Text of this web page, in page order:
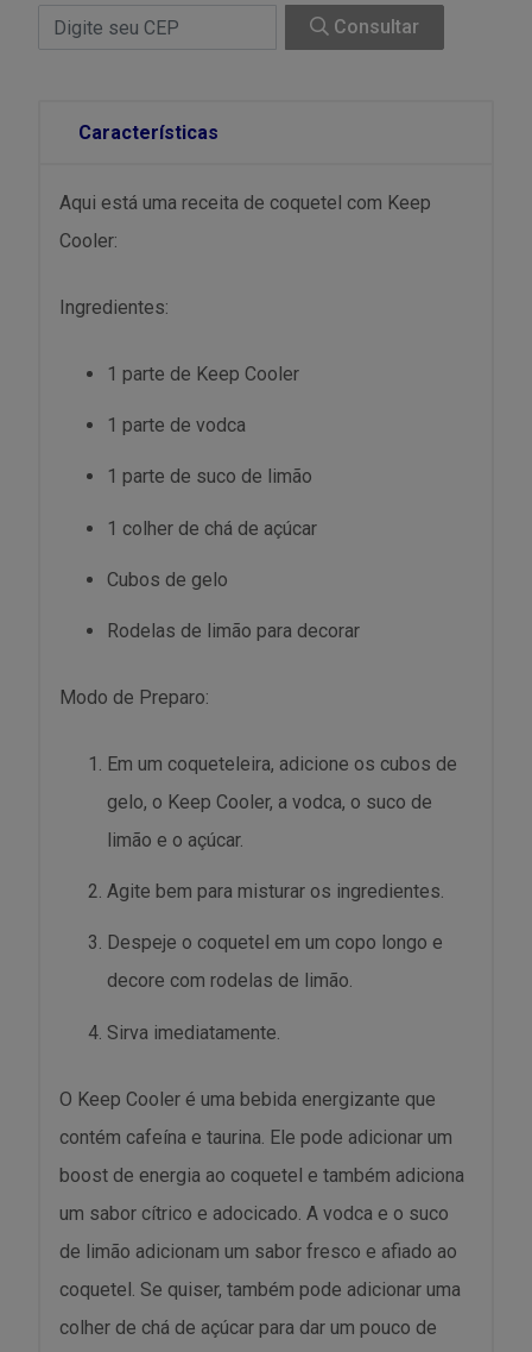
Consultar
Características
Aqui está uma receita de coquetel com Keep
Cooler:
Ingredientes:
1 parte de Keep Cooler
1 parte de vodca
1 parte de suco de limão
1 colher de chá de açúcar
Cubos de gelo
Rodelas de limão para decorar
Modo de Preparo:
Em um coqueteleira, adicione os cubos de
gelo, o Keep Cooler, a vodca, o suco de
limão e o açúcar.
Agite bem para misturar os ingredientes.
Despeje o coquetel em um copo longo e
decore com rodelas de limão.
Sirva imediatamente.
O Keep Cooler é uma bebida energizante que
contém cafeína e taurina. Ele pode adicionar um
boost de energia ao coquetel e também adiciona
um sabor cítrico e adocicado. A vodca e o suco
de limão adicionam um sabor fresco e afiado ao
coquetel. Se quiser, também pode adicionar uma
colher de chá de açúcar para dar um pouco de